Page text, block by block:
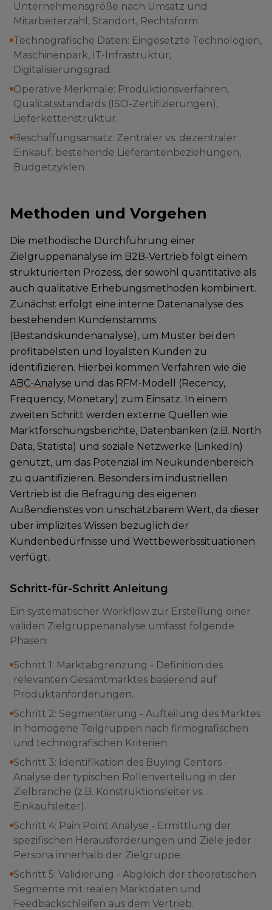
Unternehmensgröße nach Umsatz und
Mitarbeiterzahl, Standort, Rechtsform.
Technografische Daten: Eingesetzte Technologien,
Maschinenpark, IT-Infrastruktur,
Digitalisierungsgrad.
Operative Merkmale: Produktionsverfahren,
Qualitätsstandards (ISO-Zertifizierungen),
Lieferkettenstruktur.
Beschaffungsansatz: Zentraler vs. dezentraler
Einkauf, bestehende Lieferantenbeziehungen,
Budgetzyklen.
Methoden und Vorgehen
Die methodische Durchführung einer
Zielgruppenanalyse im B2B-Vertrieb folgt einem
strukturierten Prozess, der sowohl quantitative als
auch qualitative Erhebungsmethoden kombiniert.
Zunächst erfolgt eine interne Datenanalyse des
bestehenden Kundenstamms
(Bestandskundenanalyse), um Muster bei den
profitabelsten und loyalsten Kunden zu
identifizieren. Hierbei kommen Verfahren wie die
ABC-Analyse und das RFM-Modell (Recency,
Frequency, Monetary) zum Einsatz. In einem
zweiten Schritt werden externe Quellen wie
Marktforschungsberichte, Datenbanken (z.B. North
Data, Statista) und soziale Netzwerke (LinkedIn)
genutzt, um das Potenzial im Neukundenbereich
zu quantifizieren. Besonders im industriellen
Vertrieb ist die Befragung des eigenen
Außendienstes von unschätzbarem Wert, da dieser
über implizites Wissen bezüglich der
Kundenbedürfnisse und Wettbewerbssituationen
verfügt.
Schritt-für-Schritt Anleitung
Ein systematischer Workflow zur Erstellung einer
validen Zielgruppenanalyse umfasst folgende
Phasen:
Schritt 1: Marktabgrenzung - Definition des
relevanten Gesamtmarktes basierend auf
Produktanforderungen.
Schritt 2: Segmentierung - Aufteilung des Marktes
in homogene Teilgruppen nach firmografischen
und technografischen Kriterien.
Schritt 3: Identifikation des Buying Centers -
Analyse der typischen Rollenverteilung in der
Zielbranche (z.B. Konstruktionsleiter vs.
Einkaufsleiter).
Schritt 4: Pain Point Analyse - Ermittlung der
spezifischen Herausforderungen und Ziele jeder
Persona innerhalb der Zielgruppe.
Schritt 5: Validierung - Abgleich der theoretischen
Segmente mit realen Marktdaten und
Feedbackschleifen aus dem Vertrieb.